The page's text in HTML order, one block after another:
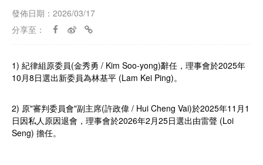
發佈日期：2026/03/17
分享至：
1) 紀律組原委員(金秀勇 / Kim Soo-yong)辭任，理事會於2025年
10月8日選出新委員為林基平 (Lam Kei Ping)。
2) 原"審判委員會"副主席(許政偉 / Hui Cheng Vai)於2025年11月1
日因私人原因退會，理事會於2026年2月25日選出由雷聲 (Loi
Seng) 擔任。